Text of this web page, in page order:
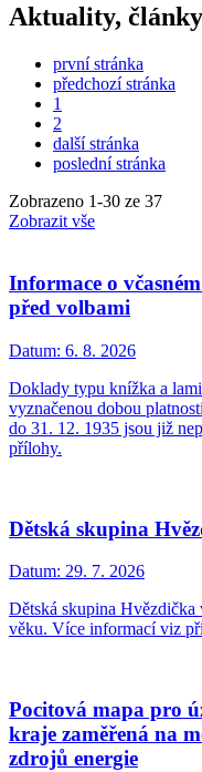
Aktuality,
první stránka
předchozí stránka
1
2
další stránka
poslední stránka
Zobrazeno 1-30 ze 37
Zobrazit vše
Informace o
před volbami
Datum: 6. 8. 2026
Doklady typu knížka a
vyznačenou dobou
do 31. 12. 1935 jsou již
přílohy.
Dětská skupina
Datum: 29. 7. 2026
Dětská skupina
věku. Více informací viz
Pocitová mapa pro
kraje zaměřená na
zdrojů energie